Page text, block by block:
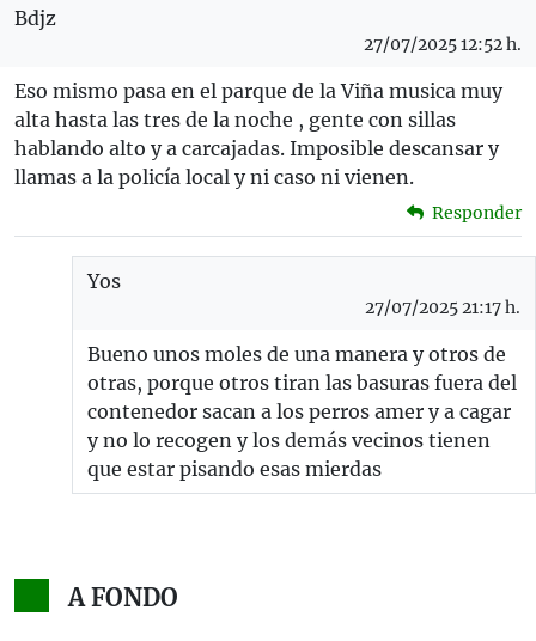
Bdjz
27/07/2025 12:52 h.
Eso mismo pasa en el parque de la Viña musica muy
alta hasta las tres de la noche , gente con sillas
hablando alto y a carcajadas. Imposible descansar y
llamas a la policía local y ni caso ni vienen.
Responder
Yos
27/07/2025 21:17 h.
Bueno unos moles de una manera y otros de
otras, porque otros tiran las basuras fuera del
contenedor sacan a los perros amer y a cagar
y no lo recogen y los demás vecinos tienen
que estar pisando esas mierdas
A FONDO